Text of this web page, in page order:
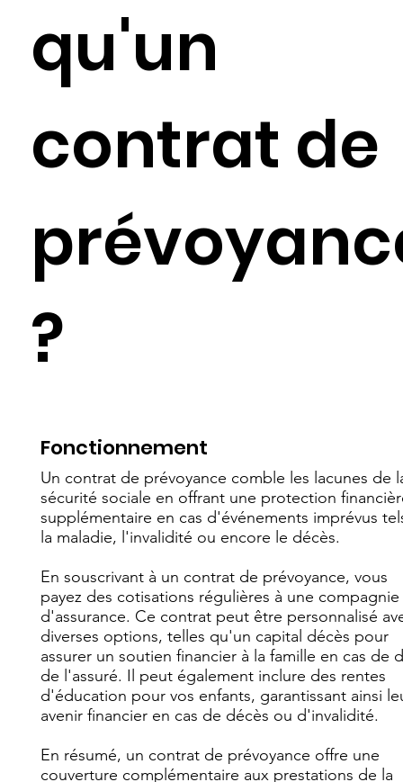
Fonctionnement
Un contrat de prévoyance comble les lacunes de
sécurité sociale en offrant une protection
supplémentaire en cas d'événements imprévus
la maladie, l'invalidité ou encore le décès.
En souscrivant à un contrat de prévoyance, vous
payez des cotisations régulières à une compagnie
d'assurance. Ce contrat peut être personnalisé
diverses options, telles qu'un capital décès pour
assurer un soutien financier à la famille en cas de
de l'assuré. Il peut également inclure des rentes
d'éducation pour vos enfants, garantissant ainsi
avenir financier en cas de décès ou d'invalidité.
En résumé, un contrat de prévoyance offre une
couverture complémentaire aux prestations de la
qu'un
contrat de
?